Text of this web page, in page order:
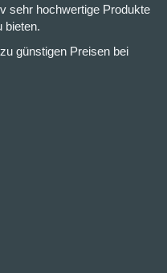
sehr hochwertige Produkte
bieten.
günstigen Preisen bei